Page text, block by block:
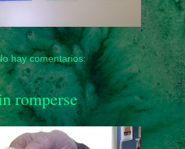
hay comentarios:
romperse